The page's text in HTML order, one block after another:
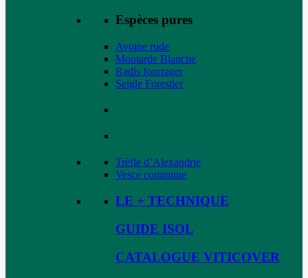
Espèces pures
Avoine rude
Moutarde Blanche
Radis fourrager
Seigle Forestier
Trèfle d’Alexandrie
Vesce commune
LE + TECHNIQUE
GUIDE ISOL
CATALOGUE VITICOVER